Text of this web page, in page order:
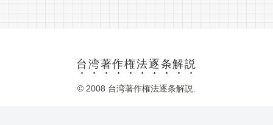
台湾著作権法逐条解説
© 2008 台湾著作権法逐条解説.